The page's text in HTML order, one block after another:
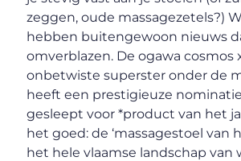
zeggen, oude massagezetels?)
hebben buitengewoon nieuws
omverblazen. De ogawa cosmos
onbetwiste superster onder de
heeft een prestigieuze
gesleept voor *product van het
het goed: de ‘massagestoel van
het hele vlaamse landschap van